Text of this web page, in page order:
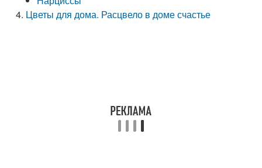
Цветы для дома. Расцвело в доме счастье